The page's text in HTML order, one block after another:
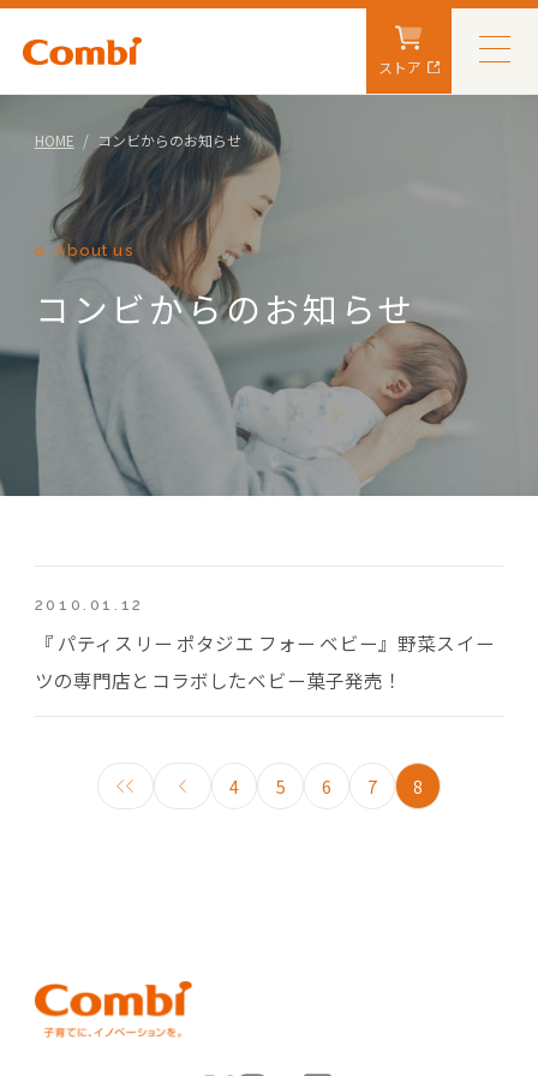
ストア
HOME コンビからのお知らせ
About us
コンビからのお知らせ
2010.01.12
『 パティスリー ポタジエ フォー ベビー』野菜スイー
ツの専門店とコラボしたベビー菓子発売！
4 5 6 7 8